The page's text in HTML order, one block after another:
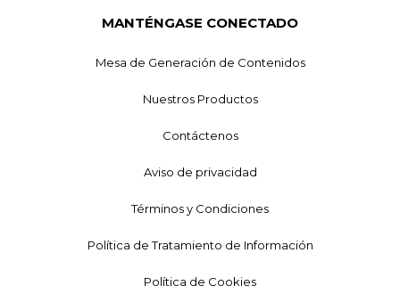
MANTÉNGASE CONECTADO
Mesa de Generación de Contenidos
Nuestros Productos
Contáctenos
Aviso de privacidad
Términos y Condiciones
Política de Tratamiento de Información
Política de Cookies